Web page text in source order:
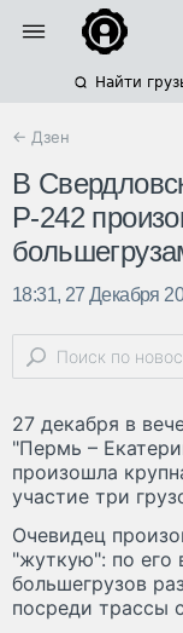
Найти
← Дзен
В
Р-242
18:31, 27 Декабря
27 декабря в
"Пермь –
произошла
участие три
Очевидец
"жуткую": по его
большегрузов
посреди трассы